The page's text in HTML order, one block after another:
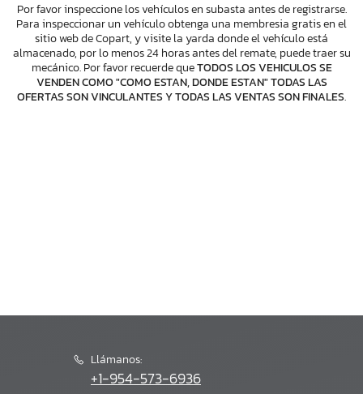
Por favor inspeccione los vehículos en subasta antes de registrarse.
Para inspeccionar un vehículo obtenga una membresia gratis en el
sitio web de Copart, y visite la yarda donde el vehículo está
almacenado, por lo menos 24 horas antes del remate, puede traer su
mecánico. Por favor recuerde queTODOS LOS VEHICULOS SE
VENDEN COMO "COMO ESTAN, DONDE ESTAN" TODAS LAS
OFERTAS SON VINCULANTES Y TODAS LAS VENTAS SON FINALES.
Llámanos:
+1-954-573-6936